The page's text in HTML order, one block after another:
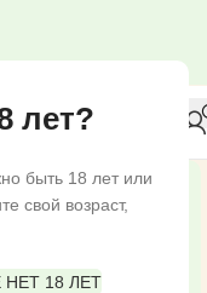
лет?
быть 18 лет или
свой возраст,
18 ЛЕТ